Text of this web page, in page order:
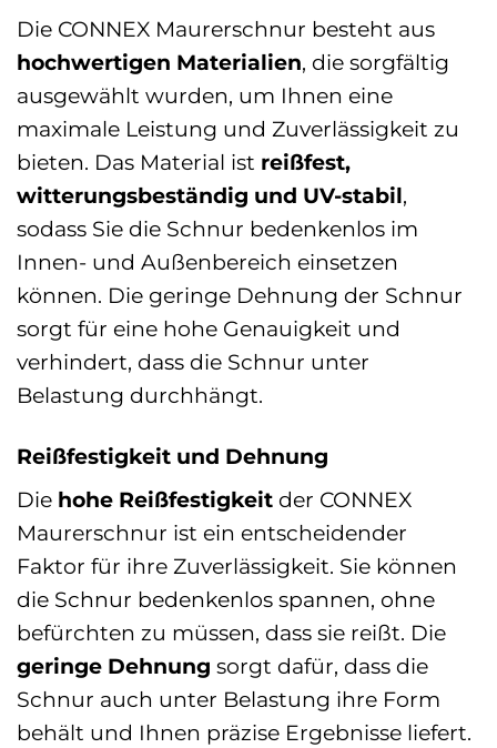
Die CONNEX Maurerschnur besteht aus
hochwertigen Materialien, die sorgfältig
ausgewählt wurden, um Ihnen eine
maximale Leistung und Zuverlässigkeit zu
bieten. Das Material ist reißfest,
witterungsbeständig und UV-stabil,
sodass Sie die Schnur bedenkenlos im
Innen- und Außenbereich einsetzen
können. Die geringe Dehnung der Schnur
sorgt für eine hohe Genauigkeit und
verhindert, dass die Schnur unter
Belastung durchhängt.
Reißfestigkeit und Dehnung
Die hohe Reißfestigkeit der CONNEX
Maurerschnur ist ein entscheidender
Faktor für ihre Zuverlässigkeit. Sie können
die Schnur bedenkenlos spannen, ohne
befürchten zu müssen, dass sie reißt. Die
geringe Dehnung sorgt dafür, dass die
Schnur auch unter Belastung ihre Form
behält und Ihnen präzise Ergebnisse liefert.